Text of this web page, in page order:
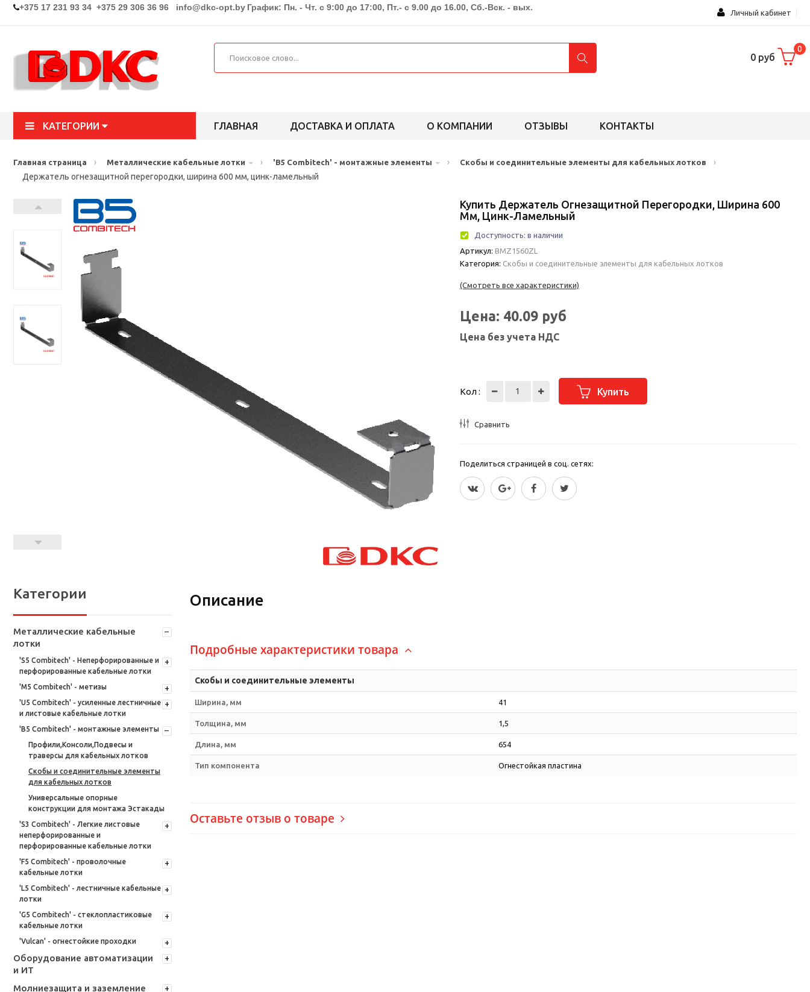
+375 17 231 93 34 +375 29 306 36 96 info@dkc-opt.by График: Пн. - Чт. с 9:00 до 17:00, Пт.- с 9.00 до 16.00, Сб.-Вск. - вых.
Личный кабинет
0 руб
0
КАТЕГОРИИ ГЛАВНАЯ ДОСТАВКА И ОПЛАТА О КОМПАНИИ ОТЗЫВЫ КОНТАКТЫ
Главная страница › Металлические кабельные лотки › 'B5 Combitech' - монтажные элементы › Скобы и соединительные элементы для кабельных лотков
›
Держатель огнезащитной перегородки, ширина 600 мм, цинк-ламельный
Купить Держатель Огнезащитной Перегородки, Ширина 600
Мм, Цинк-Ламельный
Доступность: в наличии
Артикул: BMZ1560ZL
Категория: Скобы и соединительные элементы для кабельных лотков
(Смотреть все характеристики)
Цена: 40.09 руб
Цена без учета НДС
Кол : Купить
Сравнить
Поделиться страницей в соц. сетях:
Категории
Металлические кабельные
лотки
'S5 Combitech' - Неперфорированные и
перфорированные кабельные лотки
'M5 Combitech' - метизы
'U5 Combitech' - усиленные лестничные
и листовые кабельные лотки
'B5 Combitech' - монтажные элементы
Профили,Консоли,Подвесы и
траверсы для кабельных лотков
Скобы и соединительные элементы
для кабельных лотков
Универсальные опорные
конструкции для монтажа Эстакады
'S3 Combitech' - Легкие листовые
неперфорированные и
перфорированные кабельные лотки
'F5 Combitech' - проволочные
кабельные лотки
'L5 Combitech' - лестничные кабельные
лотки
'G5 Combitech' - стеклопластиковые
кабельные лотки
'Vulcan' - огнестойкие проходки
Оборудование автоматизации
и ИТ
Молниезащита и заземление
Описание
Подробные характеристики товара
Скобы и соединительные элементы
Ширина, мм 41
Толщина, мм 1,5
Длина, мм 654
Тип компонента Огнестойкая пластина
Оставьте отзыв о товаре